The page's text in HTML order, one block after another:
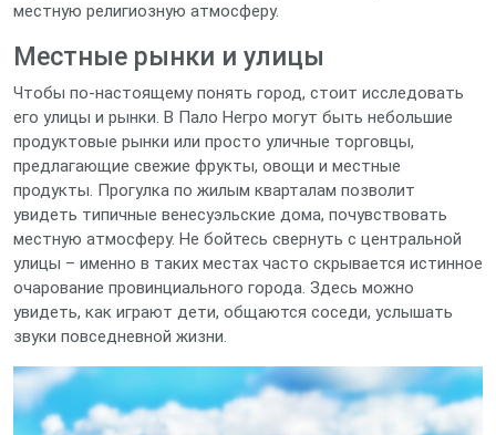
местную религиозную атмосферу.
Местные рынки и улицы
Чтобы по-настоящему понять город, стоит исследовать
его улицы и рынки. В Пало Негро могут быть небольшие
продуктовые рынки или просто уличные торговцы,
предлагающие свежие фрукты, овощи и местные
продукты. Прогулка по жилым кварталам позволит
увидеть типичные венесуэльские дома, почувствовать
местную атмосферу. Не бойтесь свернуть с центральной
улицы – именно в таких местах часто скрывается истинное
очарование провинциального города. Здесь можно
увидеть, как играют дети, общаются соседи, услышать
звуки повседневной жизни.